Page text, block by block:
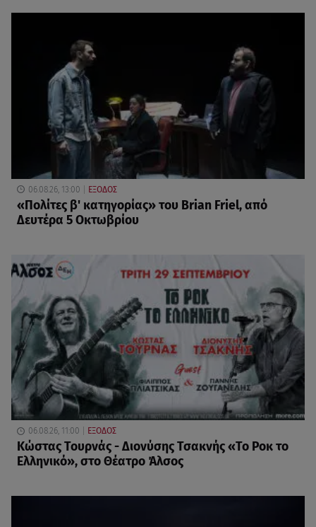
06.08.26, 13:00 ΕΞΟΔΟΣ
«Πολίτες β' κατηγορίας» του Brian Friel, από
Δευτέρα 5 Οκτωβρίου
06.08.26, 11:00 ΕΞΟΔΟΣ
Κώστας Τουρνάς - Διονύσης Τσακνής «Το Ροκ το
Ελληνικό», στο Θέατρο Άλσος